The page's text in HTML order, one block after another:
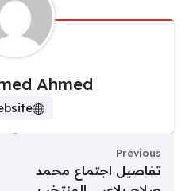
Ahmed
Previous
تفاصيل اجتماع محمد